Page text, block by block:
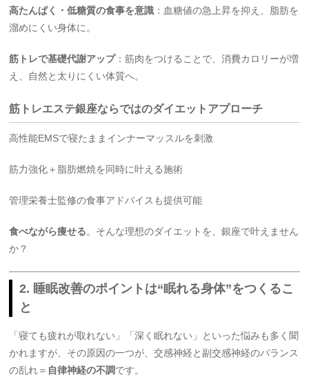
高たんぱく・低糖質の食事を意識 ：血糖値の急上昇を抑え、脂肪を
溜めにくい身体に。
筋トレで基礎代謝アップ：筋肉をつけることで、消費カロリーが増
え、自然と太りにくい体質へ。
筋トレエステ銀座ならではのダイエットアプローチ
高性能EMSで寝たままインナーマッスルを刺激
筋力強化＋脂肪燃焼を同時に叶える施術
管理栄養士監修の食事アドバイスも提供可能
食べながら痩せる。そんな理想のダイエットを、銀座で叶えません
か？
2. 睡眠改善のポイントは“眠れる身体”をつくるこ
と
「寝ても疲れが取れない」「深く眠れない」といった悩みも多く聞
かれますが、その原因の一つが、交感神経と副交感神経のバランス
の乱れ＝ 自律神経の不調です。